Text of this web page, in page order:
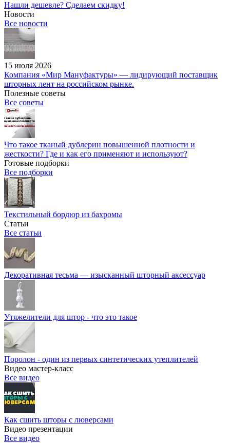
Нашли дешевле? Сделаем скидку!
Новости
Все новости
15 июля 2026
Компания «Мир Мануфактуры» — лидирующий поставщик
шторных лент на российском рынке.
Полезные советы
Все советы
Что такое тканый дублерин повышенной плотности и
жесткости? Где и как его применяют и используют?
Готовые подборки
Все подборки
Текстильный бордюр из бахромы
Статьи
Все статьи
Декоративная тесьма — изысканный шторный аксессуар
Утяжелители для штор - что это такое
Поролон - один из первых синтетических утеплителей
Видео мастер-класс
Все видео
Как сшить шторы с люверсами
Видео презентации
Все видео